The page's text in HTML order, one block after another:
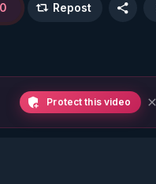
0 Repost
Protect this video